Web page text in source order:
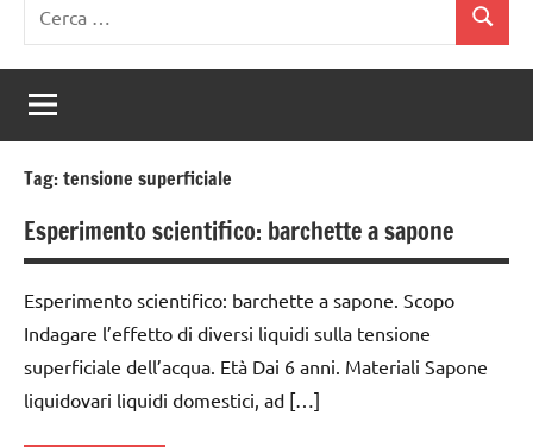
per:
Cerca
Tag:tensione superficiale
Esperimento scientifico: barchette a sapone
Esperimento scientifico: barchette a sapone. Scopo
Indagare l’effetto di diversi liquidi sulla tensione
superficiale dell’acqua. Età Dai 6 anni. Materiali Sapone
liquidovari liquidi domestici, ad […]